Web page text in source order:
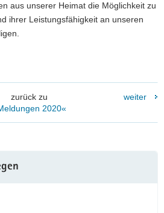
aus unserer Heimat die Möglichkeit zu
ihrer Leistungsfähigkeit an unseren
zurück zu
2020«
weiter